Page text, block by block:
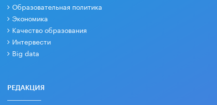
Образовательная политика
Экономика
Качество образования
Интервести
Big data
РЕДАКЦИЯ